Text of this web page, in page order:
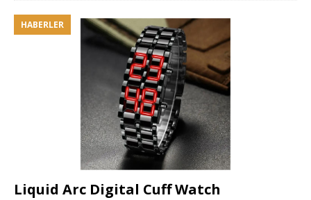
HABERLER
Liquid Arc Digital Cuff Watch